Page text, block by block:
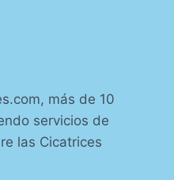
más de 10
servicios de
las Cicatrices